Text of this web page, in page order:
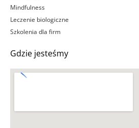
Mindfulness
Leczenie biologiczne
Szkolenia dla firm
Gdzie jesteśmy